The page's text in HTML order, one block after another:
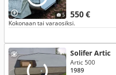
5 550 €
Kokonaan tai varaosiksi.
Solifer Artic
Artic 500
1989